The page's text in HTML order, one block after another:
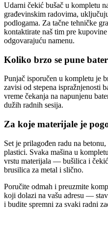
Udarni čekić bušač u kompletu
građevinskim radovima,
podlogama. Za tačne tehničke
kontaktirate naš tim pre
odgovarajuću namenu.
Koliko brzo se pune
Punjač isporučen u kompletu je
zavisi od stepena ispražnjenosti
vreme čekanja na napunjenu
dužih radnih sesija.
Za koje materijale je
Set je prilagođen radu na
plastici. Svaka mašina u
vrstu materijala — bušilica i
brusilica za metal i slično.
Poručite odmah i preuzmite
koji dolazi na vašu adresu —
i budite spremni za svaki radni